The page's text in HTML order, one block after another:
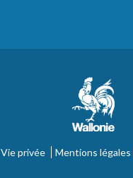
Vie privée Mentions légales